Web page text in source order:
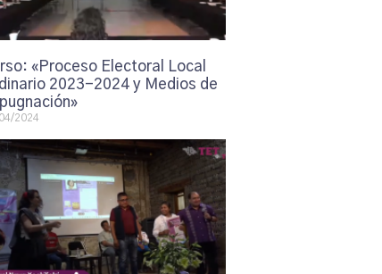
«Proceso Electoral Local
2023-2024 y Medios de
2024